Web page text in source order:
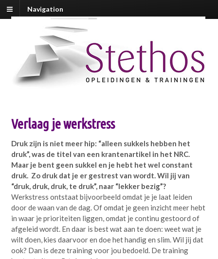
Navigation
Verlaag je werkstress
Druk zijn is niet meer hip: “alleen sukkels hebben het
druk”, was de titel van een krantenartikel in het NRC.
Maar je bent geen sukkel en je hebt het wel constant
druk. Zo druk dat je er gestrest van wordt. Wil jij van
“druk, druk, druk, te druk”, naar “lekker bezig”?
Werkstress ontstaat bijvoorbeeld omdat je je laat leiden
door de waan van de dag. Of omdat je geen inzicht meer hebt
in waar je prioriteiten liggen, omdat je continu gestoord of
afgeleid wordt. En daar is best wat aan te doen: weet wat je
wilt doen, kies daarvoor en doe het handig en slim. Wil jij dat
ook? Dan is deze training voor jou bedoeld. De training